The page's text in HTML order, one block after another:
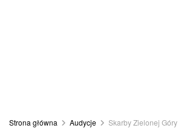
Strona główna Audycje Skarby Zielonej Góry